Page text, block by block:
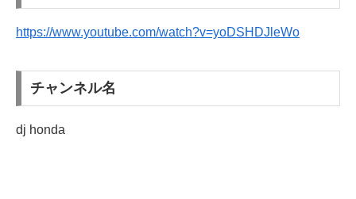
https://www.youtube.com/watch?v=yoDSHDJleWo
チャンネル名
dj honda